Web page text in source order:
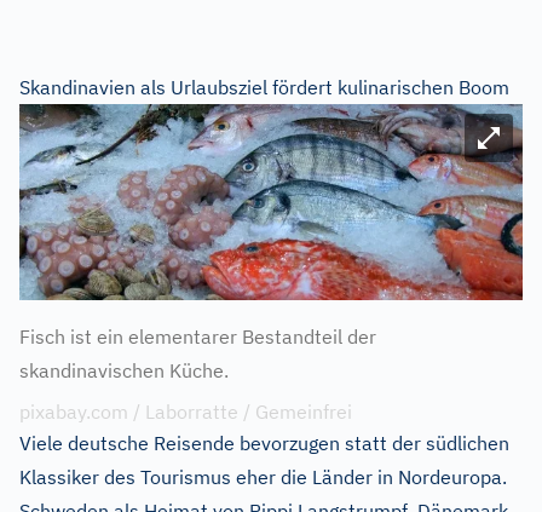
Skandinavien als Urlaubsziel fördert kulinarischen Boom
Bild
Fisch ist ein elementarer Bestandteil der
skandinavischen Küche.
pixabay.com / Laborratte / Gemeinfrei
Viele deutsche Reisende bevorzugen statt der südlichen
Klassiker des Tourismus eher die Länder in Nordeuropa.